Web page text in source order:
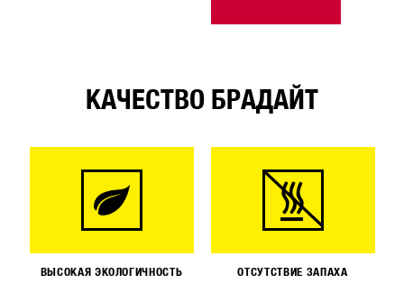
КАЧЕСТВО БРАДАЙТ
ВЫСОКАЯ ЭКОЛОГИЧНОСТЬ ОТСУТСТВИЕ ЗАПАХА